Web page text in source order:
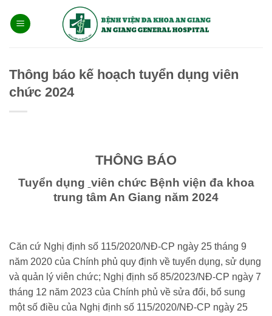
qua
Thông báo kế hoạch tuyển dụng viên
chức 2024
THÔNG BÁO
Tuyển dụng viên chức Bệnh viện đa khoa
trung tâm An Giang năm 2024
Căn cứ Nghị định số 115/2020/NĐ-CP ngày 25 tháng 9
năm 2020 của Chính phủ quy định về tuyển dụng, sử dụng
và quản lý viên chức; Nghị định số 85/2023/NĐ-CP ngày 7
tháng 12 năm 2023 của Chính phủ về sửa đổi, bổ sung
một số điều của Nghị định số 115/2020/NĐ-CP ngày 25